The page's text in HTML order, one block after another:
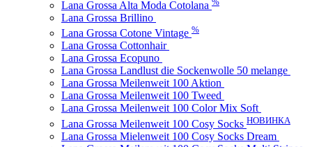
Lana Grossa Alta Moda Cotolana
Lana Grossa Brillino
Lana Grossa Cotone Vintage %
Lana Grossa Cottonhair
Lana Grossa Ecopuno
Lana Grossa Landlust die Sockenwolle 50 melange
Lana Grossa Meilenweit 100 Aktion
Lana Grossa Meilenweit 100 Tweed
Lana Grossa Meilenweit 100 Color Mix Soft
Lana Grossa Meilenweit 100 Cosy Socks НОВИНКА
Lana Grossa Mielenweit 100 Cosy Socks Dream